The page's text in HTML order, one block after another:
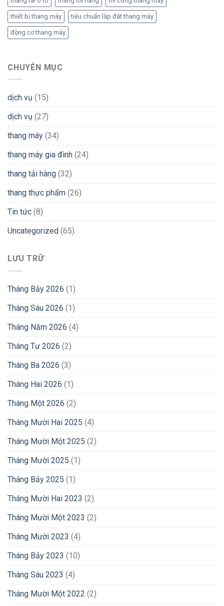
thiết bị thang máy tiêu chuẩn lắp đặt thang máy
động cơ thang máy
CHUYÊN MỤC
dịch vụ (15)
dịch vụ (27)
thang máy (34)
thang máy gia đình (24)
thang tải hàng (32)
thang thực phẩm (26)
Tin tức (8)
Uncategorized (65)
LƯU TRỮ
Tháng Bảy 2026 (1)
Tháng Sáu 2026 (1)
Tháng Năm 2026 (4)
Tháng Tư 2026 (2)
Tháng Ba 2026 (3)
Tháng Hai 2026 (1)
Tháng Một 2026 (2)
Tháng Mười Hai 2025 (4)
Tháng Mười Một 2025 (2)
Tháng Mười 2025 (1)
Tháng Bảy 2025 (1)
Tháng Mười Hai 2023 (2)
Tháng Mười Một 2023 (2)
Tháng Mười 2023 (4)
Tháng Bảy 2023 (10)
Tháng Sáu 2023 (4)
Tháng Mười Một 2022 (2)